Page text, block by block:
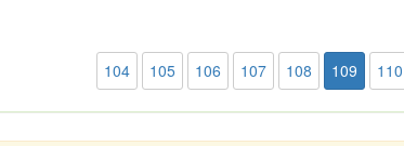
104 105 106 107 108 109 110